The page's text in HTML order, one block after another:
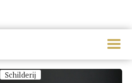
Schilderij